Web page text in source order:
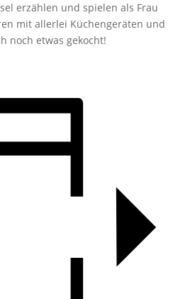
erzählen und spielen als Frau
mit allerlei Küchengeräten und
noch etwas gekocht!